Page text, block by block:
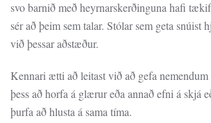
svo barnið með heyrnarskerðinguna hafi
sér að þeim sem talar. Stólar sem geta snúist
við þessar aðstæður.
Kennari ætti að leitast við að gefa
þess að horfa á glærur eða annað efni á skjá
þurfa að hlusta á sama tíma.